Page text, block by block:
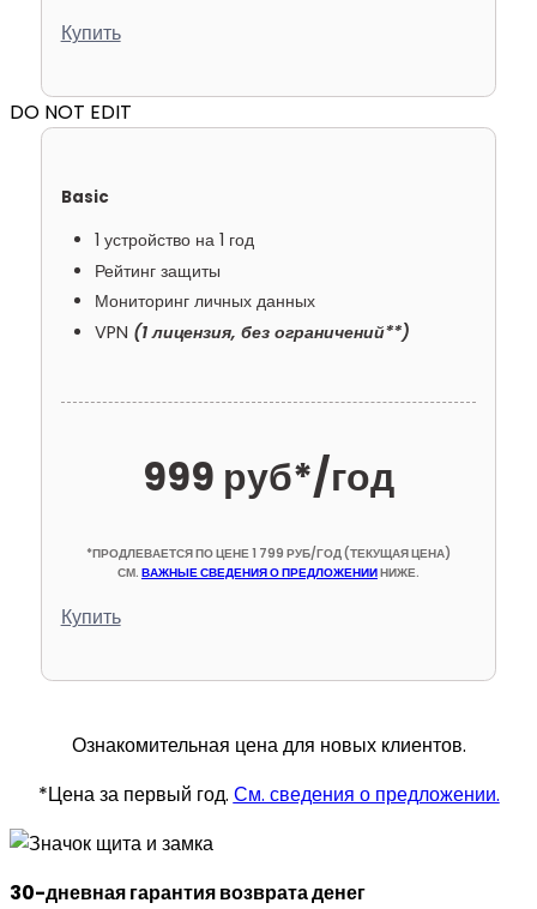
Купить
DO NOT EDIT
Basic
1 устройство на 1 год
Рейтинг защиты
Мониторинг личных данных
VPN (1 лицензия, без ограничений**)
999 руб*/год
*ПРОДЛЕВАЕТСЯ ПО ЦЕНЕ 1 799 РУБ/ГОД (ТЕКУЩАЯ ЦЕНА)
СМ. ВАЖНЫЕ СВЕДЕНИЯ О ПРЕДЛОЖЕНИИНИЖЕ.
Купить
Ознакомительная цена для новых клиентов.
*Цена за первый год. См. сведения о предложении.
30-дневная гарантия возврата денег